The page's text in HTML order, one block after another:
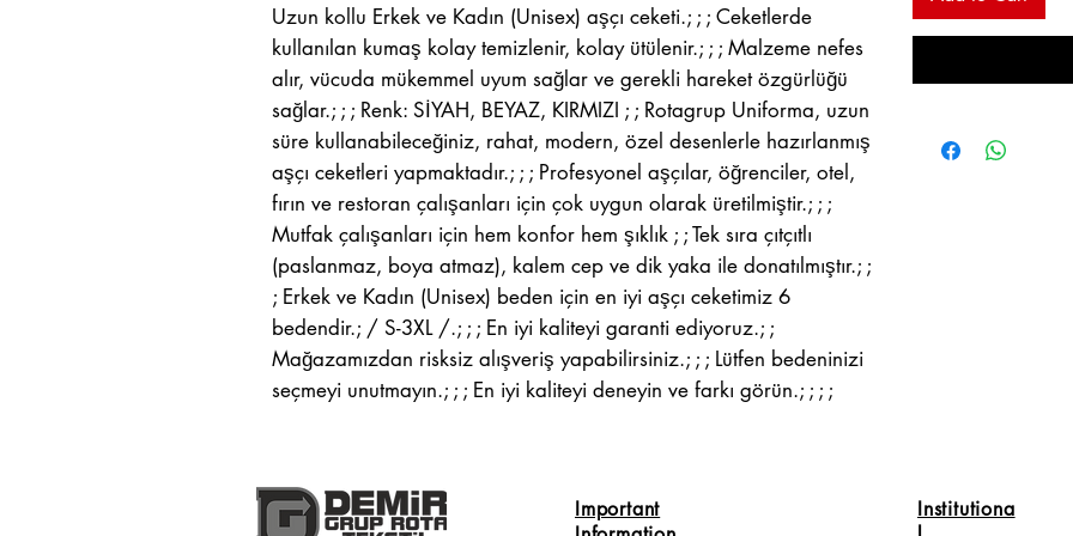
Uzun kollu Erkek ve Kadın (Unisex) aşçı ceketi.; ; ; Ceketlerde
kullanılan kumaş kolay temizlenir, kolay ütülenir.; ; ; Malzeme nefes
alır, vücuda mükemmel uyum sağlar ve gerekli hareket özgürlüğü
sağlar.; ; ; Renk: SİYAH, BEYAZ, KIRMIZI ; ; Rotagrup Uniforma, uzun
süre kullanabileceğiniz, rahat, modern, özel desenlerle hazırlanmış
aşçı ceketleri yapmaktadır.; ; ; Profesyonel aşçılar, öğrenciler, otel,
fırın ve restoran çalışanları için çok uygun olarak üretilmiştir.; ; ;
Mutfak çalışanları için hem konfor hem şıklık ; ; Tek sıra çıtçıtlı
(paslanmaz, boya atmaz), kalem cep ve dik yaka ile donatılmıştır.; ;
; Erkek ve Kadın (Unisex) beden için en iyi aşçı ceketimiz 6
bedendir.; / S-3XL /.; ; ; En iyi kaliteyi garanti ediyoruz.; ;
Mağazamızdan risksiz alışveriş yapabilirsiniz.; ; ; Lütfen bedeninizi
seçmeyi unutmayın.; ; ; En iyi kaliteyi deneyin ve farkı görün.; ; ; ;
Important
Institutiona